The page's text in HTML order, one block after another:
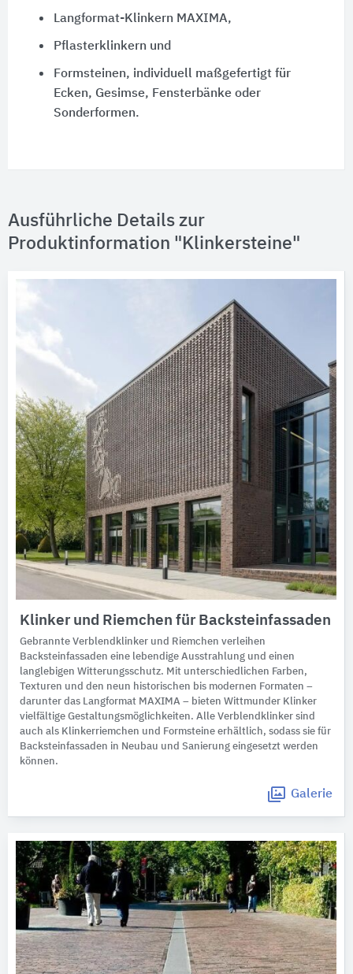
Langformat-Klinkern MAXIMA,
Pflasterklinkern und
Formsteinen, individuell maßgefertigt für
Ecken, Gesimse, Fensterbänke oder
Sonderformen.
Ausführliche Details zur
Produktinformation "Klinkersteine"
Klinker und Riemchen für Backsteinfassaden
Gebrannte Verblendklinker und Riemchen verleihen
Backsteinfassaden eine lebendige Ausstrahlung und einen
langlebigen Witterungsschutz. Mit unterschiedlichen Farben,
Texturen und den neun historischen bis modernen Formaten –
darunter das Langformat MAXIMA – bieten Wittmunder Klinker
vielfältige Gestaltungsmöglichkeiten. Alle Verblendklinker sind
auch als Klinkerriemchen und Formsteine erhältlich, sodass sie für
Backsteinfassaden in Neubau und Sanierung eingesetzt werden
können.
Galerie